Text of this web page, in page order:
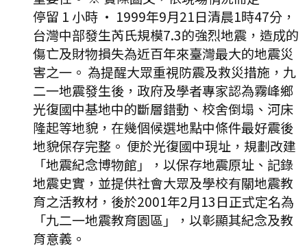
停留 1 小時 · 1999年9月21日清晨1時47分，
台灣中部發生芮氏規模7.3的強烈地震，造成的
傷亡及財物損失為近百年來臺灣最大的地震災
害之一。 為提醒大眾重視防震及救災措施，九
二一地震發生後，政府及學者專家認為霧峰鄉
光復國中基地中的斷層錯動、校舍倒塌、河床
隆起等地貌，在幾個候選地點中條件最好震後
地貌保存完整。 便於光復國中現址，規劃改建
「地震紀念博物館」，以保存地震原址、記錄
地震史實，並提供社會大眾及學校有關地震教
育之活教材，後於2001年2月13日正式定名為
「九二一地震教育園區」，以彰顯其紀念及教
育意義。